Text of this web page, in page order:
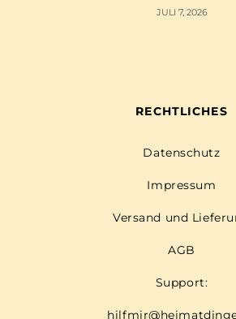
JULI 7, 2026
RECHTLICHES
Datenschutz
Impressum
Versand und
AGB
Support: